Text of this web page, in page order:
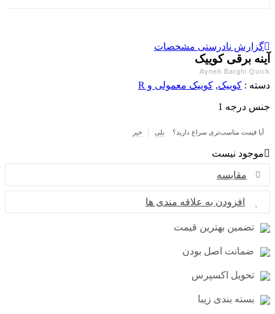
گزارش نادرستی مشخصات
آینه برقی کوییک
Ayneh Barghi Quick
دسته : کوییک, کوییک معمولی و R
جنس درجه 1
آیا قیمت مناسب‌تری سراغ دارید؟ بلی خیر
موجود نیست
مقایسه
افزودن به علاقه مندی ها
تضمین بهترین قیمت
ضمانت اصل بودن
تحویل اکسپرس
بسته بندی زیبا